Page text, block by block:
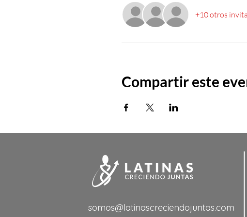
+10 otros
Compartir este
somos@latinascreciendojuntas.com